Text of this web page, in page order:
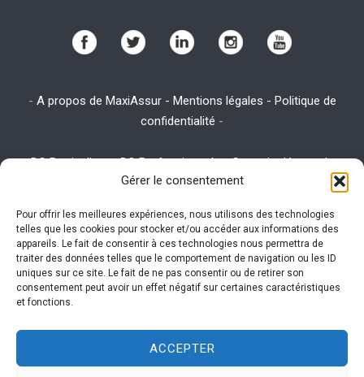
Gérer le consentement
Pour offrir les meilleures expériences, nous utilisons des technologies
telles que les cookies pour stocker et/ou accéder aux informations des
appareils. Le fait de consentir à ces technologies nous permettra de
traiter des données telles que le comportement de navigation ou les ID
uniques sur ce site. Le fait de ne pas consentir ou de retirer son
consentement peut avoir un effet négatif sur certaines caractéristiques
et fonctions.
ACCEPTER
- A propos de MaxiAssur - Mentions légales - Politique de
confidentialité -
-DO Particuliers-DO Professionnels-Garantie décennale-
Assurance emprunteur-Assurance habitation
Assurance RC
Ce site utilise des cookies. Visitez la pageutilisation des
cookiesexpliquant la politique des cookies pour plus